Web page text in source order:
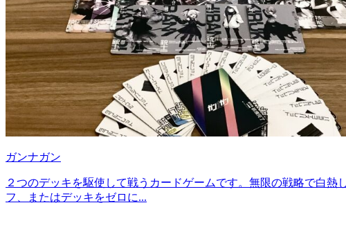
ガンナガン
２つのデッキを駆使して戦うカードゲームです。無限の戦略で白
フ、またはデッキをゼロに...